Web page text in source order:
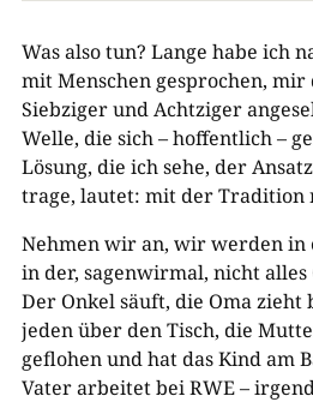
Was also tun? Lange habe ich
mit Menschen gesprochen, mir
Siebziger und Achtziger
Welle, die sich – hoffentlich –
Lösung, die ich sehe, der
trage, lautet: mit der Tradition
Nehmen wir an, wir werden in
in der, sagenwirmal, nicht alles
Der Onkel säuft, die Oma
jeden über den Tisch, die
geflohen und hat das Kind am
Vater arbeitet bei RWE –